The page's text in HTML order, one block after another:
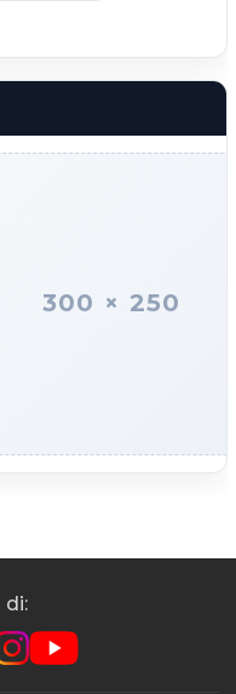
300 × 250
di: